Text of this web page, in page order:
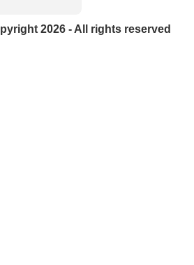
2026 - All rights reserved